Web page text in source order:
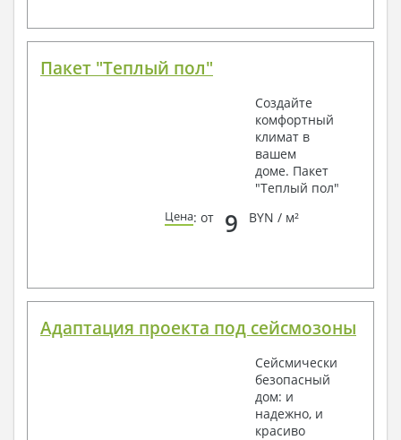
Пакет "Теплый пол"
Создайте
комфортный
климат в
вашем
доме. Пакет
"Теплый пол"
Цена: от 9 BYN / м²
Адаптация проекта под сейсмозоны
Сейсмически
безопасный
дом: и
надежно, и
красиво